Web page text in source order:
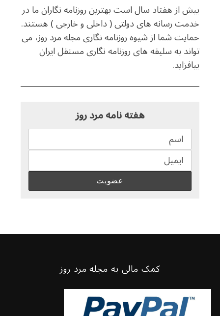
بیش از هفتاد سال است بهترین روزنامه نگاران ما در
خدمت رسانه های دولتی ( داخلی و خارجی ) هستند.
حمایت شما از شیوه روزنامه نگاری مجله مرد روز، می
تواند به سلیقه های روزنامه نگاری مستقل ایران
بیافزاید.
هفته نامه مرد روز
کمک مالی به مجله مرد روز